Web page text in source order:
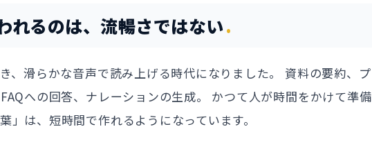
れるのは、流暢さではない
、滑らかな音声で読み上げる時代になりました。 資料の要約、プ
への回答、ナレーションの生成。 かつて人が時間をかけて準備
」は、短時間で作れるようになっています。